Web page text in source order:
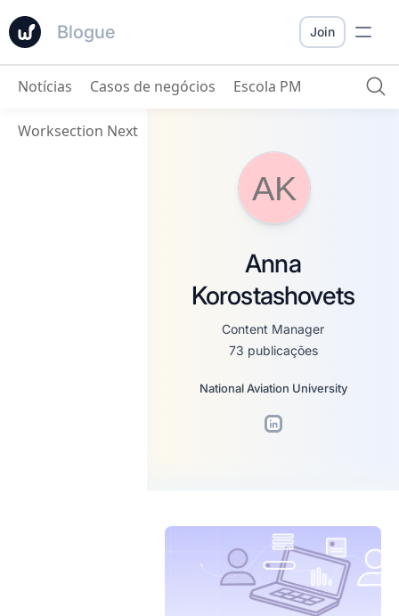
Blogue Join
Notícias Casos de negócios Escola PM
Worksection Next
AK
Anna
Korostashovets
Content Manager
73 publicações
National Aviation University